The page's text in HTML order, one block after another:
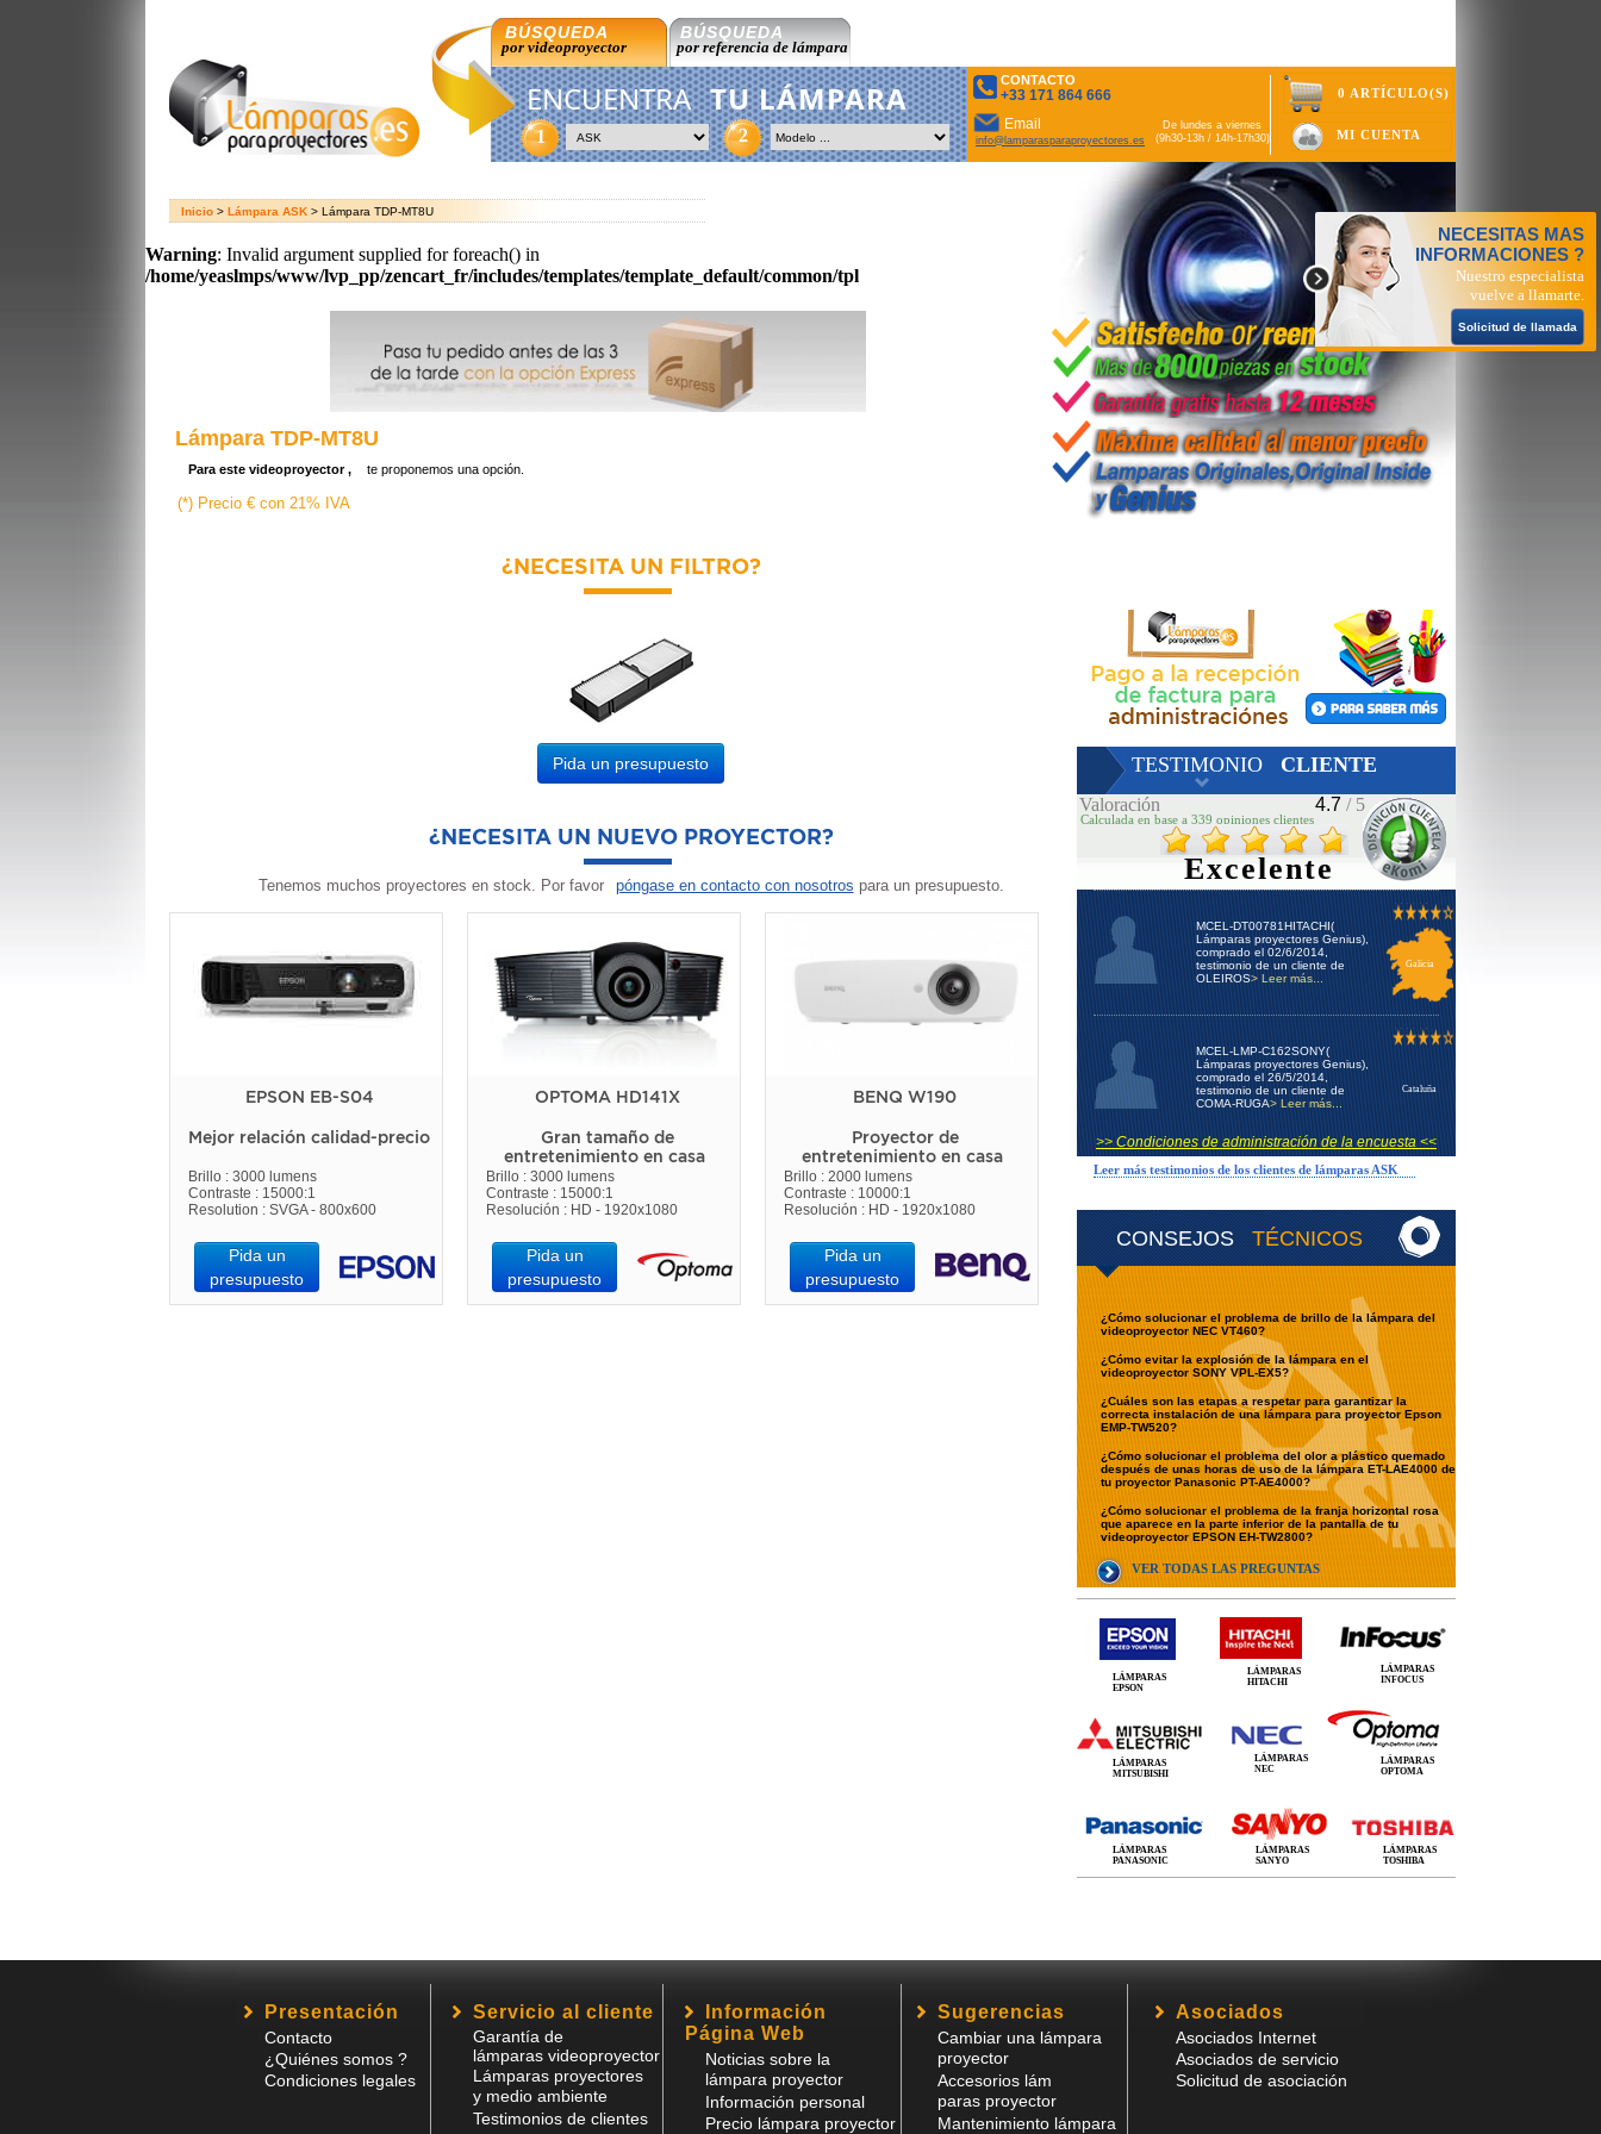
BÚSQUEDA
por videoproyector
BÚSQUEDA
por referencia de lámpara
ENCUENTRA TU LÁMPARA
1 2
CONTACTO
+33 171 864 666
Email
info@lamparasparaproyectores.es
De lundes a viernes
(9h30-13h / 14h-17h30)
0 ARTÍCULO(S)
MI CUENTA
Inicio > Lámpara ASK > Lámpara TDP-MT8U
CONSEJOS TÉCNICOS
NECESITAS MAS
INFORMACIONES ?
Nuestro especialista
vuelve a llamarte.
Solicitud de llamada
¿Cómo solucionar el problema de brillo de la lámpara del
videoproyector NEC VT460?
¿Cómo evitar la explosión de la lámpara en el
videoproyector SONY VPL-EX5?
¿Cuáles son las etapas a respetar para garantizar la
correcta instalación de una lámpara para proyector Epson
EMP-TW520?
¿Cómo solucionar el problema del olor a plástico quemado
después de unas horas de uso de la lámpara ET-LAE4000 de
tu proyector Panasonic PT-AE4000?
¿Cómo solucionar el problema de la franja horizontal rosa
que aparece en la parte inferior de la pantalla de tu
videoproyector EPSON EH-TW2800?
VER TODAS LAS PREGUNTAS
TESTIMONIO CLIENTE
Valoración 4.7 / 5
Calculada en base a 339 opiniones clientes
Excelente
MCEL-DT00781HITACHI(
Lámparas proyectores Genius),
comprado el 02/6/2014,
testimonio de un cliente de
OLEIROS> Leer más...
Galicia
MCEL-LMP-C162SONY(
Lámparas proyectores Genius),
comprado el 26/5/2014,
testimonio de un cliente de
COMA-RUGA> Leer más...
Cataluña
>> Condiciones de administración de la encuesta <<
Leer más testimonios de los clientes de lámparas ASK
LÁMPARAS
EPSON
LÁMPARAS
HITACHI
LÁMPARAS
INFOCUS
LÁMPARAS
MITSUBISHI
LÁMPARAS
NEC
LÁMPARAS
OPTOMA
LÁMPARAS
PANASONIC
LÁMPARAS
SANYO
LÁMPARAS
TOSHIBA
Warning: Invalid argument supplied for foreach() in
/home/yeaslmps/www/lvp_pp/zencart_fr/includes/templates/template_default/common/tpl_main_page_lampesV4.php
on line 14317
Lámpara TDP-MT8U
Para este videoproyector , te proponemos una opción.
(*) Precio € con 21% IVA
¿NECESITA UN FILTRO?
Pida un presupuesto
¿NECESITA UN NUEVO PROYECTOR?
Tenemos muchos proyectores en stock. Por favor póngase en contacto con nosotros para un presupuesto.
EPSON EB-S04
Mejor relación calidad-precio
Brillo : 3000 lumens
Contraste : 15000:1
Resolution : SVGA - 800x600
Pida un
presupuesto
OPTOMA HD141X
Gran tamaño de
entretenimiento en casa
Brillo : 3000 lumens
Contraste : 15000:1
Resolución : HD - 1920x1080
Pida un
presupuesto
BENQ W190
Proyector de
entretenimiento en casa
Brillo : 2000 lumens
Contraste : 10000:1
Resolución : HD - 1920x1080
Pida un
presupuesto
Presentación
Contacto
¿Quiénes somos ?
Condiciones legales
Servicio al cliente
Garantía de
lámparas videoproyector
Lámparas proyectores
y medio ambiente
Testimonios de clientes
Información
Página Web
Noticias sobre la
lámpara proyector
Información personal
Precio lámpara proyector
Sugerencias
Cambiar una lámpara
proyector
Accesorios lám
paras proyector
Mantenimiento lámpara
Asociados
Asociados Internet
Asociados de servicio
Solicitud de asociación